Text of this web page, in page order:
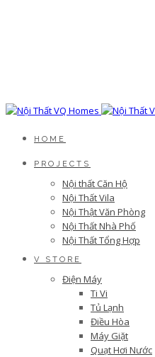
HOME
PROJECTS
Nội thất Căn Hộ
Nội Thất Vila
Nội Thật Văn Phòng
Nội Thất Nhà Phố
Nội Thất Tổng Hợp
V STORE
Điện Máy
Ti Vi
Tủ Lạnh
Điều Hòa
Máy Giặt
Quạt Hơi Nước